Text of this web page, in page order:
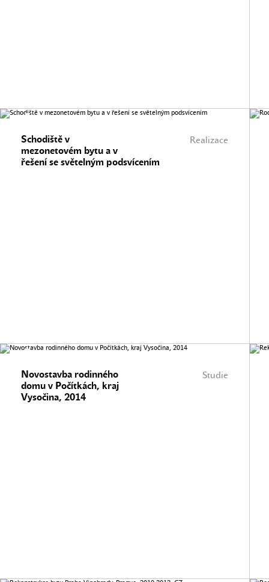
Realizace
Schodiště v
mezonetovém bytu a v
řešení se světelným podsvícením
Studie
Novostavba rodinného
domu v Počítkách, kraj
Vysočina, 2014